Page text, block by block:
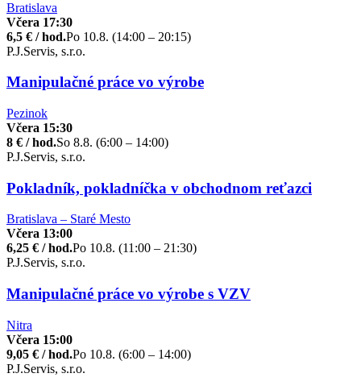
Bratislava
Včera 17:30
6,5 € / hod.Po 10.8. (14:00 – 20:15)
P.J.Servis, s.r.o.
Manipulačné práce vo výrobe
Pezinok
Včera 15:30
8 € / hod.So 8.8. (6:00 – 14:00)
P.J.Servis, s.r.o.
Pokladník, pokladníčka v obchodnom reťazci
Bratislava – Staré Mesto
Včera 13:00
6,25 € / hod.Po 10.8. (11:00 – 21:30)
P.J.Servis, s.r.o.
Manipulačné práce vo výrobe s VZV
Nitra
Včera 15:00
9,05 € / hod.Po 10.8. (6:00 – 14:00)
P.J.Servis, s.r.o.